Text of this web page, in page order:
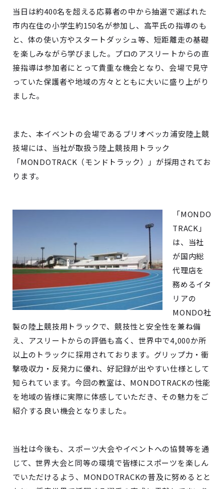
当日は約400名を超える応募者の中から抽選で選ばれた
市内在住の小学生約150名が参加し、高平氏の指導のも
と、体の使い方やスタートダッシュ等、短距離走の基礎
を楽しみながら学びました。プロのアスリートからの直
接指導は参加者にとって貴重な機会となり、会場で見守
っていた保護者や地域の方々とともに大いに盛り上がり
ました。
また、本イベントの会場であるブリオベッカ浦安陸上競
技場には、当社が取扱う陸上競技用トラック
「MONDOTRACK（モンドトラック）」が採用されてお
ります。
「MONDO
TRACK」
は、当社
が国内総
代理店を
務めるイタ
リアの
MONDO社
製の陸上競技用トラックで、競技性と安全性を兼ね備
え、アスリートからの評価も高く、世界中で4,000か所
以上のトラックに採用されております。グリップ力・衝
撃吸収力・反発力に優れ、好記録が出やすい仕様として
知られています。今回の教室は、MONDOTRACKの性能
を地域の皆様に実際に体感していただき、その魅力をご
紹介する良い機会となりました。
当社は今後も、スポーツ大会やイベントへの協賛等を通
じて、世界大会と同等の環境で皆様にスポーツを楽しん
でいただけるよう、MONDOTRACKの普及に努めるとと